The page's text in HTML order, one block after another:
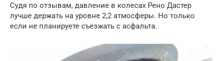
Судя по отзывам, давление в колесах Рено Дастер
лучше держать на уровне 2,2 атмосферы. Но только
если не планируете съезжать с асфальта.